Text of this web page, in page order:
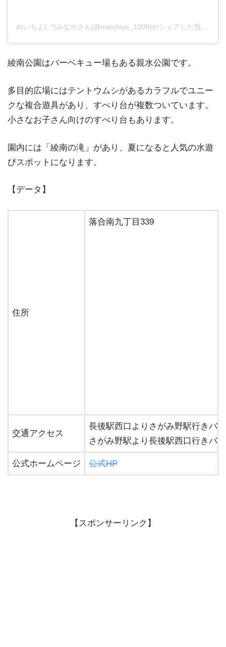
綾南公園はバーベキュー場もある親水公園です。
多目的広場にはテントウムシがあるカラフルでユニー
クな複合遊具があり、すべり台が複数ついています。
小さなお子さん向けのすべり台もあります。
園内には「綾南の滝」があり、夏になると人気の水遊
びスポットになります。
【データ】
住所
落合南九丁目339
交通アクセス
長後駅西口よりさがみ野駅行きバ
さがみ野駅より長後駅西口行きバ
公式ホームページ 公式HP
【スポンサーリンク】